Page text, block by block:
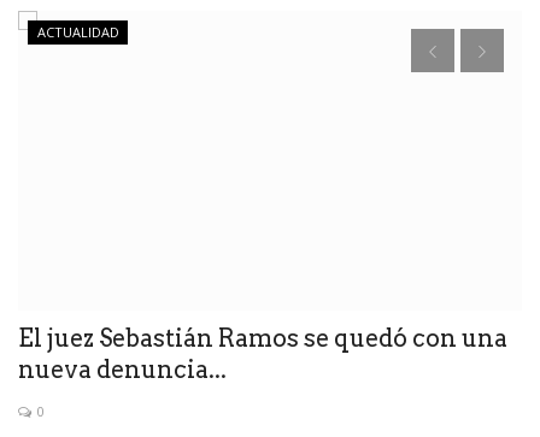
ACTUALIDAD
El juez Sebastián Ramos se quedó con una
nueva denuncia...
0